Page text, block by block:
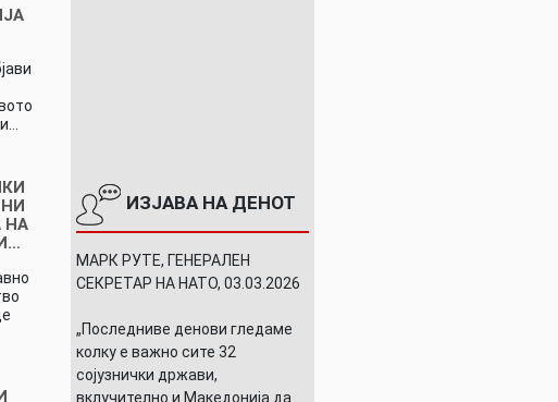
НА
ИЗЈАВА НА ДЕНОТ
МАРК РУТЕ, ГЕНЕРАЛЕН
СЕКРЕТАР НА НАТО, 03.03.2026
„Последниве денови гледаме
колку е важно сите 32
сојузнички држави,
вклучително и Македонија да